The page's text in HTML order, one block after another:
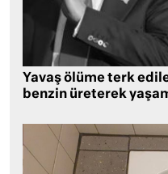
Yavaş ölüme terk
benzin üreterek